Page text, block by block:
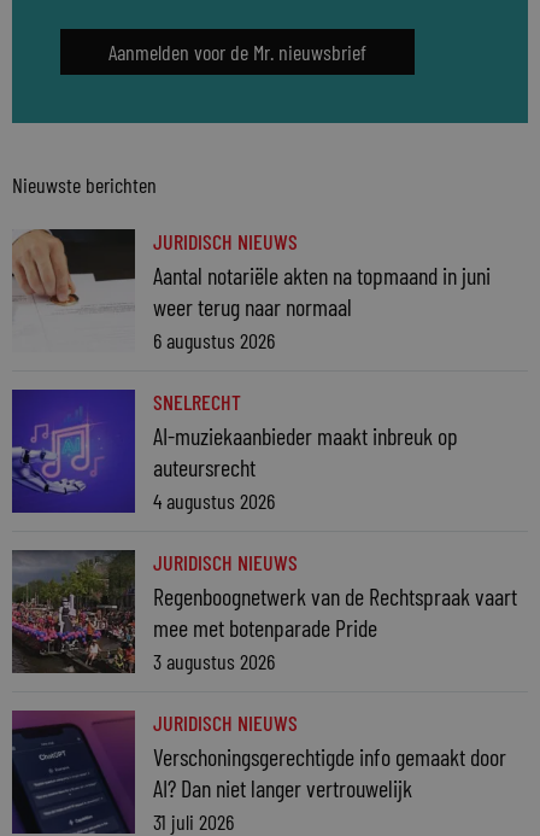
Aanmelden voor de Mr. nieuwsbrief
Nieuwste berichten
JURIDISCH NIEUWS
Aantal notariële akten na topmaand in juni
weer terug naar normaal
6 augustus 2026
SNELRECHT
AI-muziekaanbieder maakt inbreuk op
auteursrecht
4 augustus 2026
JURIDISCH NIEUWS
Regenboognetwerk van de Rechtspraak vaart
mee met botenparade Pride
3 augustus 2026
JURIDISCH NIEUWS
Verschoningsgerechtigde info gemaakt door
AI? Dan niet langer vertrouwelijk
31 juli 2026